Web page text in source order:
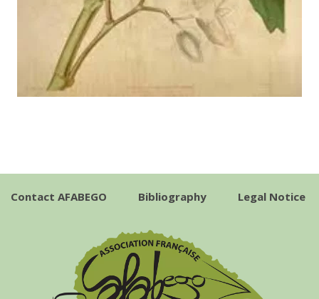
Contact AFABEGO Bibliography Legal Notice